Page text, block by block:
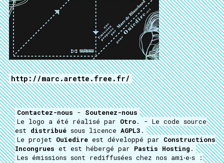
http://marc.arette.free.fr/
Contactez-nous - Soutenez-nous
Le logo a été réalisé par Otro. - Le code source
est distribué sous licence AGPL3 .
Le projet Ouïedire est développé par Constructions
Incongrues et est hébergé par Pastis Hosting .
Les émissions sont rediffusées chez nos ami⋅e⋅s :